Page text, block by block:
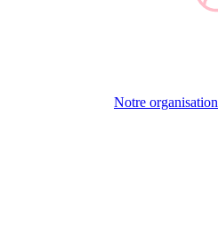
Notre organisation